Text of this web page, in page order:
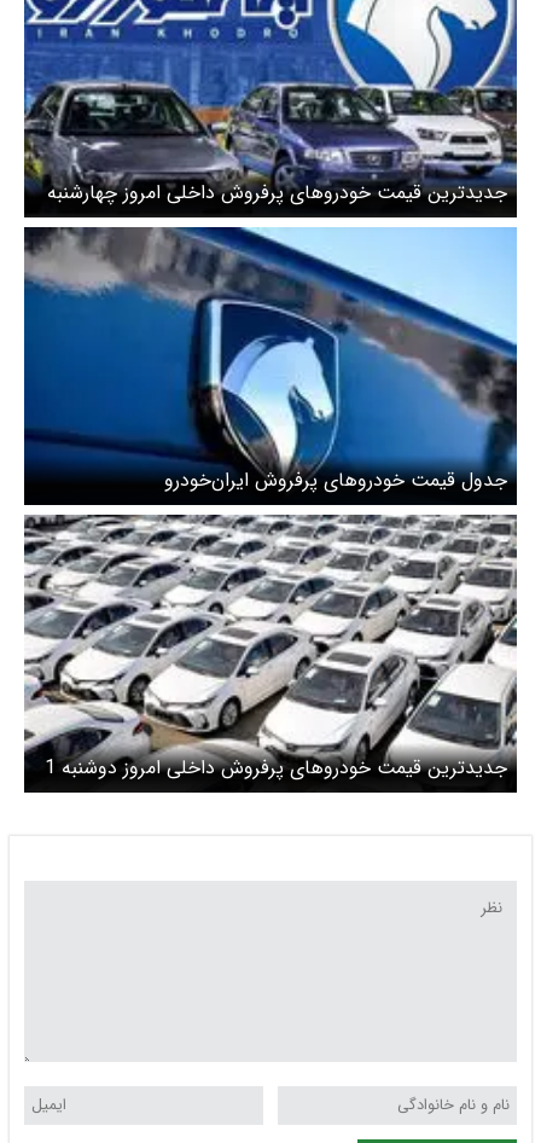
جدیدترین قیمت خودروهای پرفروش داخلی امروز چهارشنبه
۲۴ بهمن
جدول قیمت خودروهای پرفروش ایران‌خودرو
جدیدترین قیمت خودروهای پرفروش داخلی امروز دوشنبه 1
بهمن